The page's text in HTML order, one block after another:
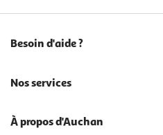
Besoin d'aide ?
Nos services
À propos d'Auchan